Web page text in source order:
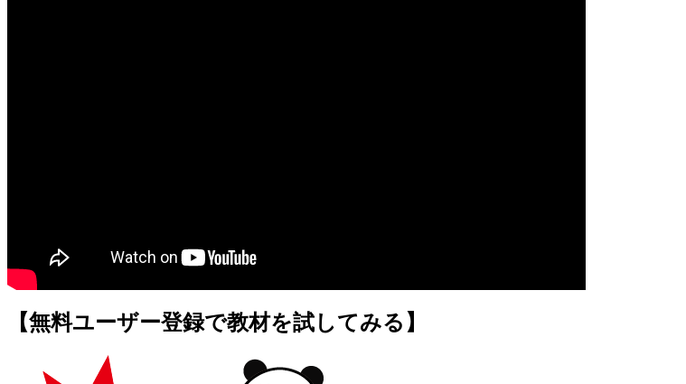
【無料ユーザー登録で教材を試してみる】